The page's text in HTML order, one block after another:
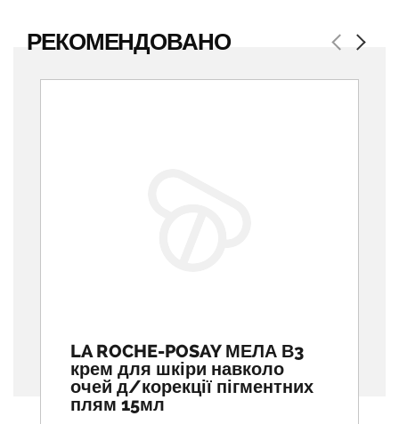
РЕКОМЕНДОВАНО Previous
LA ROCHE-POSAY МЕЛА В3
крем для шкіри навколо
очей д/корекції пігментних
плям 15мл
Next